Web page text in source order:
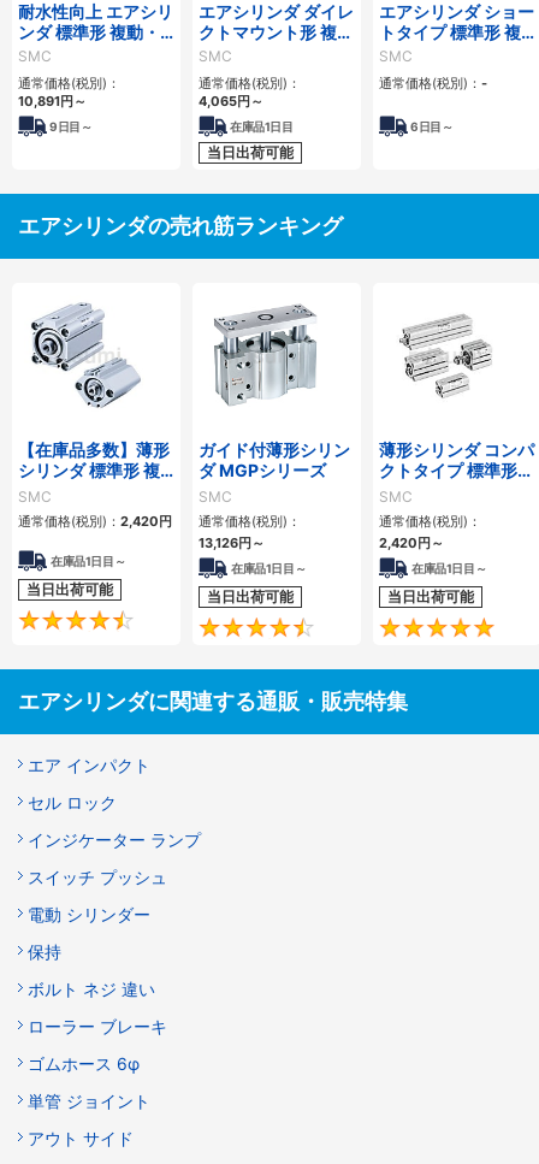
耐水性向上 エアシリ
ンダ 標準形 複動・
片ロッド CA2シリ
ーズ
SMC
通常価格(税別)：
10,891円 ～
9 日目～
エアシリンダ ダイレ
クトマウント形 複
動・片ロッド CJ2R
シリーズ
SMC
通常価格(税別)：
4,065円 ～
在庫品1日目
当日出荷可能
エアシリンダ ショー
トタイプ 標準形 複
動・片ロッド CM3
シリーズ
SMC
通常価格(税別)： -
6 日目～
エアシリンダの売れ筋ランキング
【在庫品多数】薄形
シリンダ 標準形 複
動・片ロッド CQ2
シリーズ
SMC
通常価格(税別)： 2,420 円
在庫品1日目～
当日出荷可能
4.5
ガイド付薄形シリン
ダ MGPシリーズ
SMC
通常価格(税別)：
13,126円 ～
在庫品1日目～
当日出荷可能
4.6
薄形シリンダ コンパ
クトタイプ 標準形
複動 片ロッド CQS
シリーズ
SMC
通常価格(税別)：
2,420 円 ～
在庫品1日目～
当日出荷可能
エアシリンダに関連する通販・販売特集
エア インパクト
セル ロック
インジケーター ランプ
スイッチ プッシュ
電動 シリンダー
保持
ボルト ネジ 違い
ローラー ブレーキ
ゴムホース 6φ
単管 ジョイント
アウト サイド